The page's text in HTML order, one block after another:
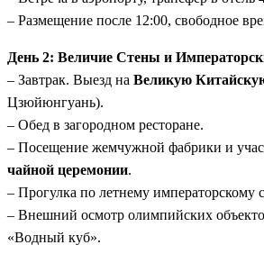
Комфорт перемещений:Никаких
,
друга пейзажами страны.
Эстетика Востока:
лучших классических садов
озера Сиху в Ханчжоу, воспетых
– Размещение после 12:00, свободное
День 2: Величие Стены и
– Завтрак. Выезд на Великую
Цзюйюнгуань).
– Обед в загородном ресторане.
– Посещение жемчужной фабрики и
чайной церемонии.
– Прогулка по летнему императорскому
– Внешний осмотр олимпийских
«Водный куб».